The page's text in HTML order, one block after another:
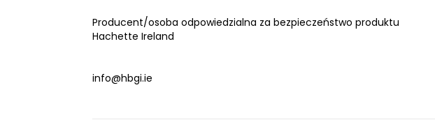
Producent/osoba odpowiedzialna za bezpieczeństwo produktu
Hachette Ireland
info@hbgi.ie